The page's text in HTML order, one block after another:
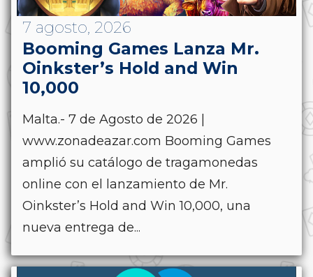
7 agosto, 2026
Booming Games Lanza Mr.
Oinkster’s Hold and Win
10,000
Malta.- 7 de Agosto de 2026 |
www.zonadeazar.com Booming Games
amplió su catálogo de tragamonedas
online con el lanzamiento de Mr.
Oinkster’s Hold and Win 10,000, una
nueva entrega de...